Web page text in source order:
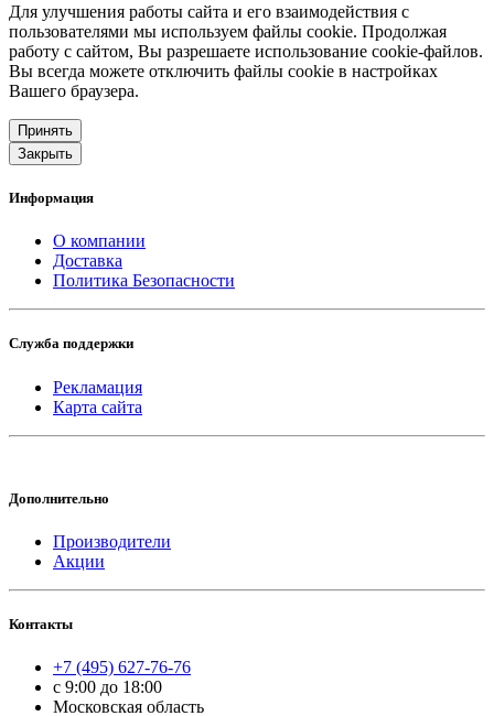
Для улучшения работы сайта и его взаимодействия с
пользователями мы используем файлы cookie. Продолжая
работу с сайтом, Вы разрешаете использование cookie-файлов.
Вы всегда можете отключить файлы cookie в настройках
Вашего браузера.
Принять
Закрыть
Информация
О компании
Доставка
Политика Безопасности
Служба поддержки
Рекламация
Карта сайта
Дополнительно
Производители
Акции
Контакты
+7 (495) 627-76-76
с 9:00 до 18:00
Московская область